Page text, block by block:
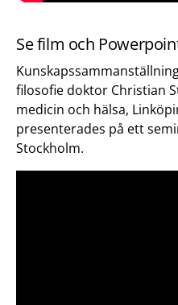
Se film och
filosofie doktor Christian
medicin och hälsa,
presenterades på ett
Stockholm.